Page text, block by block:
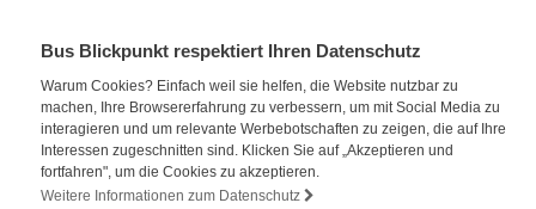
Bus Blickpunkt respektiert Ihren Datenschutz
Warum Cookies? Einfach weil sie helfen, die Website nutzbar zu
machen, Ihre Browsererfahrung zu verbessern, um mit Social Media zu
interagieren und um relevante Werbebotschaften zu zeigen, die auf Ihre
Interessen zugeschnitten sind. Klicken Sie auf „Akzeptieren und
fortfahren", um die Cookies zu akzeptieren.
Weitere Informationen zum Datenschutz